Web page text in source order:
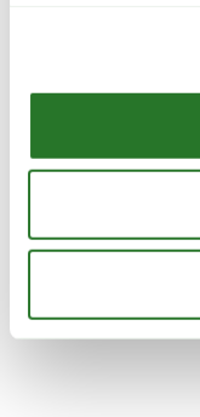
WEITERE